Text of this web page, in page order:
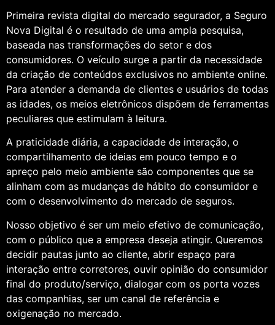
Primeira revista digital do mercado segurador, a Seguro
Nova Digital é o resultado de uma ampla pesquisa,
baseada nas transformações do setor e dos
consumidores. O veículo surge a partir da necessidade
da criação de conteúdos exclusivos no ambiente online.
Para atender a demanda de clientes e usuários de todas
as idades, os meios eletrônicos dispõem de ferramentas
peculiares que estimulam à leitura.
A praticidade diária, a capacidade de interação, o
compartilhamento de ideias em pouco tempo e o
apreço pelo meio ambiente são componentes que se
alinham com as mudanças de hábito do consumidor e
com o desenvolvimento do mercado de seguros.
Nosso objetivo é ser um meio efetivo de comunicação,
com o público que a empresa deseja atingir. Queremos
decidir pautas junto ao cliente, abrir espaço para
interação entre corretores, ouvir opinião do consumidor
final do produto/serviço, dialogar com os porta vozes
das companhias, ser um canal de referência e
oxigenação no mercado.